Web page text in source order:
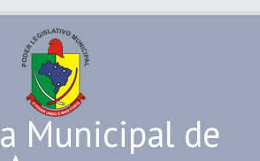
Municipal de